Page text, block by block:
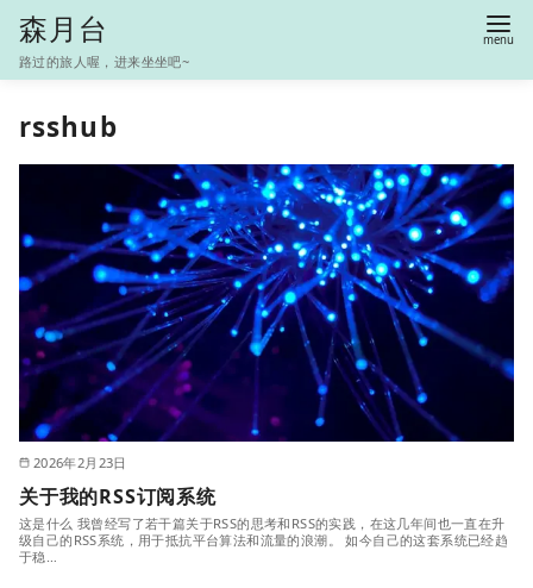
i
森月台
路过的旅人喔，进来坐坐吧~
rsshub
2026年2月23日
关于我的RSS订阅系统
这是什么 我曾经写了若干篇关于RSS的思考和RSS的实践，在这几年间也一直在升
级自己的RSS系统，用于抵抗平台算法和流量的浪潮。 如今自己的这套系统已经趋
于稳…